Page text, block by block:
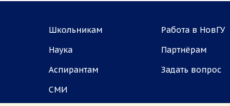
Школьникам
Наука
Аспирантам
СМИ
Работа в НовГУ
Партнёрам
Задать вопрос